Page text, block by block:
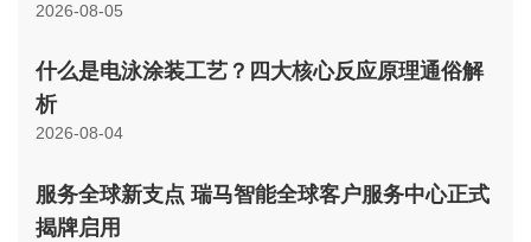
2026-08-05
什么是电泳涂装工艺？四大核心反应原理通俗解
析
2026-08-04
服务全球新支点 瑞马智能全球客户服务中心正式
揭牌启用